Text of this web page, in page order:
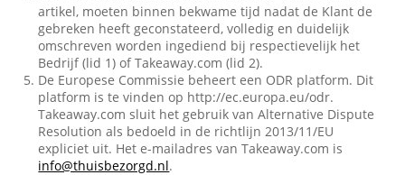
artikel, moeten binnen bekwame tijd nadat de Klant de
gebreken heeft geconstateerd, volledig en duidelijk
omschreven worden ingediend bij respectievelijk het
Bedrijf (lid 1) of Takeaway.com (lid 2).
De Europese Commissie beheert een ODR platform. Dit
platform is te vinden op http://ec.europa.eu/odr.
Takeaway.com sluit het gebruik van Alternative Dispute
Resolution als bedoeld in de richtlijn 2013/11/EU
expliciet uit. Het e-mailadres van Takeaway.com is
info@thuisbezorgd.nl.